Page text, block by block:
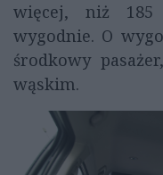
więcej, niż
wygodnie. O
środkowy
wąskim.